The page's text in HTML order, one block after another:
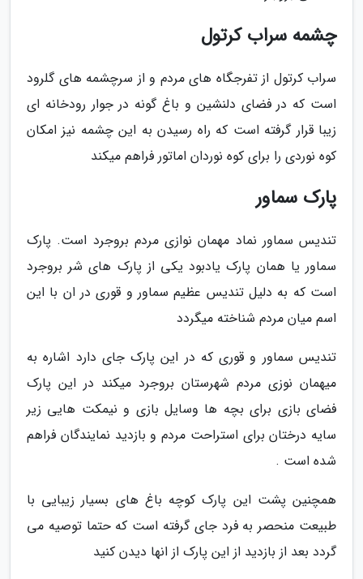
چشمه سراب کرتول
سراب کرتول از تفرجگاه های مردم و از سرچشمه های گلرود
است که در فضای دلنشین و باغ گونه در جوار رودخانه ای
زیبا قرار گرفته است که راه رسیدن به این چشمه نیز امکان
کوه نوردی را برای کوه نوردان اماتور فراهم میکند
پارک سماور
تندیس سماور نماد مهمان نوازی مردم بروجرد است. پارک
سماور یا همان پارک یادبود یکی از پارک های شر بروجرد
است که به دلیل تندیس عظیم سماور و قوری در ان با این
اسم میان مردم شناخته میگردد
تندیس سماور و قوری که در این پارک جای دارد اشاره به
میهمان نوزی مردم شهرستان بروجرد میکند در این پارک
فضای بازی برای بچه ها وسایل بازی و نیمکت هایی زیر
سایه درختان برای استراحت مردم و بازدید نمایندگان فراهم
شده است .
همچنین پشت این پارک کوچه باغ های بسیار زیبایی با
طبیعت منحصر به فرد جای گرفته است که حتما توصیه می
گردد بعد از بازدید از این پارک از انها دیدن کنید